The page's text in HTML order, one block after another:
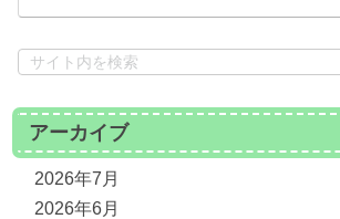
アーカイブ
2026年7月
2026年6月